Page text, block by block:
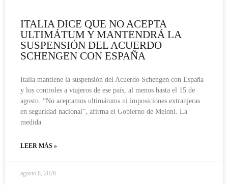
ITALIA DICE QUE NO ACEPTA
ULTIMÁTUM Y MANTENDRÁ LA
SUSPENSIÓN DEL ACUERDO
SCHENGEN CON ESPAÑA
Italia mantiene la suspensión del Acuerdo Schengen con España
y los controles a viajeros de ese país, al menos hasta el 15 de
agosto. “No aceptamos ultimátums ni imposiciones extranjeras
en seguridad nacional”, afirma el Gobierno de Meloni. La
medida
LEER MÁS »
agosto 8, 2026